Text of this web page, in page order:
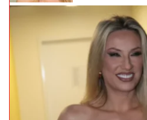
"Zbog toga se opasno
otkrila KAKVE MUŠKARCE
Zašto je
Stručnjaci
zdravlje